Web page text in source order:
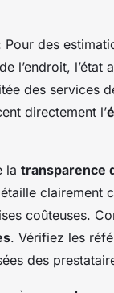
Pour des
l’endroit, l’état
des services
directement l’
la transparence
clairement
coûteuses.
. Vérifiez les
des